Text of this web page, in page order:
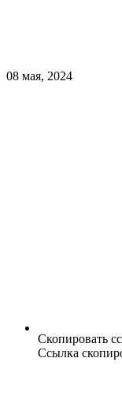
08 мая, 2024
Скопировать
Ссылка